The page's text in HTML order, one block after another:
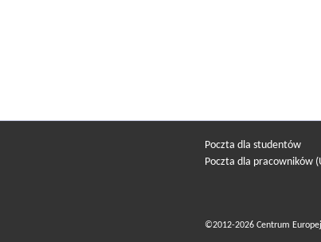
Poczta dla studentów
Poczta dla pracowników
©2012-2026 Centrum